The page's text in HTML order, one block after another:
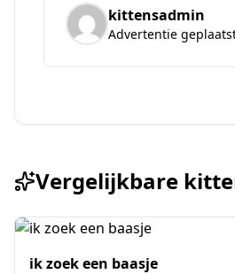
kittensadmin
Advertentie
Vergelijkbare
ik zoek een baasje